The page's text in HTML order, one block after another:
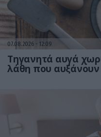
07.08.2026 12:09
Τηγανητά αυγά
λάθη που αυξάνουν